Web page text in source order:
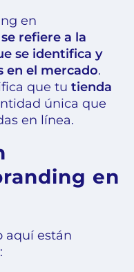
en
refiere a la
se identifica y
en el mercado.
que tu tienda
única que
en línea.
en
aquí están